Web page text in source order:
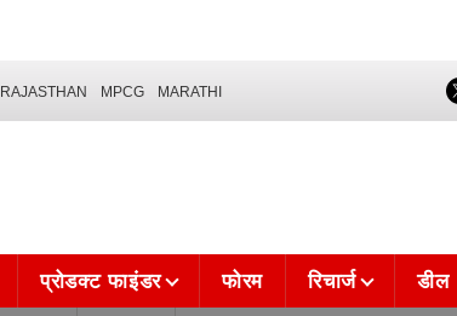
RAJASTHAN MPCG MARATHI
प्रोडक्ट फाइंडर फोरम रिचार्ज डील